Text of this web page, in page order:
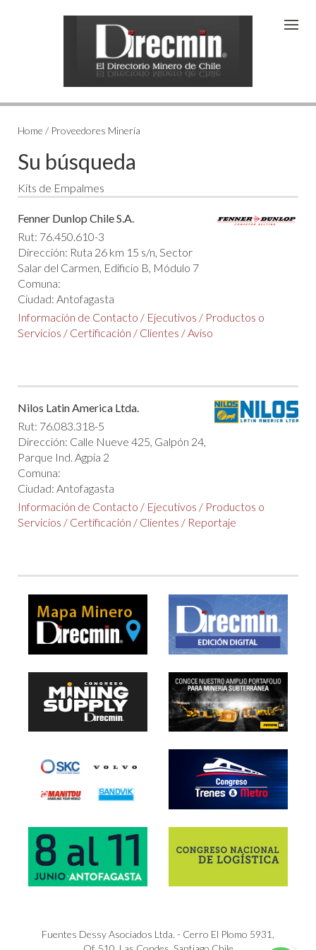
Home / Proveedores Minería
Su búsqueda
Kits de Empalmes
Fenner Dunlop Chile S.A.
Rut: 76.450.610-3
Dirección: Ruta 26 km 15 s/n, Sector
Salar del Carmen, Edificio B, Módulo 7
Comuna:
Ciudad: Antofagasta
Información de Contacto / Ejecutivos / Productos o
Servicios / Certificación / Clientes /Aviso
Nilos Latin America Ltda.
Rut: 76.083.318-5
Dirección: Calle Nueve 425, Galpón 24,
Parque Ind. Agpia 2
Comuna:
Ciudad: Antofagasta
Información de Contacto / Ejecutivos / Productos o
Servicios / Certificación / Clientes / Reportaje
Fuentes Dessy Asociados Ltda. - Cerro El Plomo 5931,